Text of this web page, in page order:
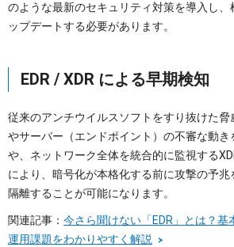
のような最新のセキュリティ対策を導入し
ップデートする必要があります。
EDR / XDR による早期検知
従来のアンチウイルスソフトをすり抜けた脅
やサーバー（エンドポイント）の不審な動き
や、ネットワーク全体を統合的に監視する
により、暗号化が本格化する前に攻撃の予
隔離することが可能になります。
関連記事： 今さら聞けない「EDR」とは？
運用課題をわかりやすく解説